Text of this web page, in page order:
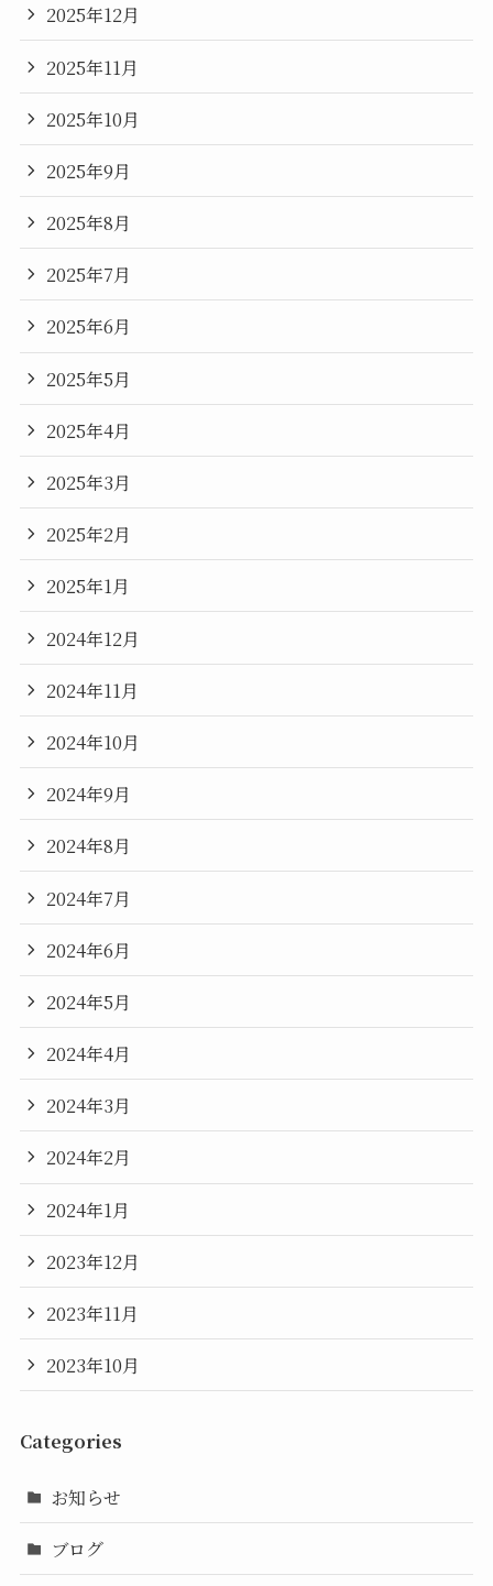
2025年12月
2025年11月
2025年10月
2025年9月
2025年8月
2025年7月
2025年6月
2025年5月
2025年4月
2025年3月
2025年2月
2025年1月
2024年12月
2024年11月
2024年10月
2024年9月
2024年8月
2024年7月
2024年6月
2024年5月
2024年4月
2024年3月
2024年2月
2024年1月
2023年12月
2023年11月
2023年10月
Categories
お知らせ
ブログ